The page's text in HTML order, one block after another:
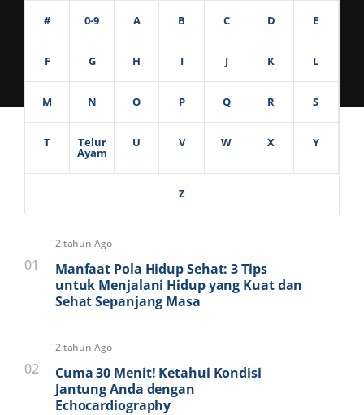
# 0-9 A B C D E
F G H I J K L
M N O P Q R S
T Telur
Ayam
U V W X Y
Z
01
2 tahun Ago
Manfaat Pola Hidup Sehat: 3 Tips
untuk Menjalani Hidup yang Kuat dan
Sehat Sepanjang Masa
02
2 tahun Ago
Cuma 30 Menit! Ketahui Kondisi
Jantung Anda dengan
Echocardiography